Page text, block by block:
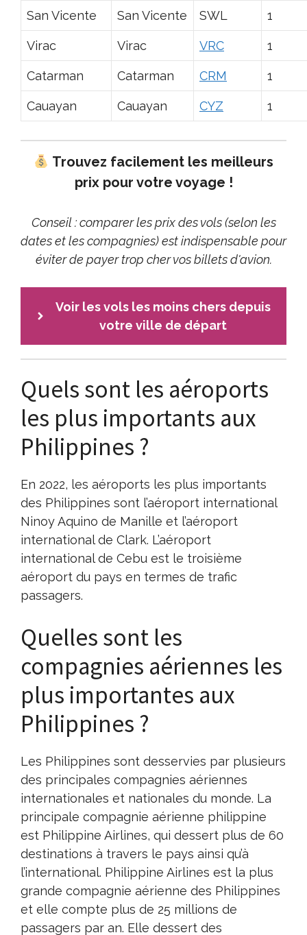
San Vicente San Vicente SWL 1
Virac Virac VRC 1
Catarman Catarman CRM 1
Cauayan Cauayan CYZ 1
Trouvez facilement les meilleurs
prix pour votre voyage !
Conseil : comparer les prix des vols (selon les
dates et les compagnies) est indispensable pour
éviter de payer trop cher vos billets d'avion.
Voir les vols les moins chers depuis
votre ville de départ
Quels sont les aéroports
les plus importants aux
Philippines ?
En 2022, les aéroports les plus importants
des Philippines sont l’aéroport international
Ninoy Aquino de Manille et l’aéroport
international de Clark. L’aéroport
international de Cebu est le troisième
aéroport du pays en termes de trafic
passagers.
Quelles sont les
compagnies aériennes les
plus importantes aux
Philippines ?
Les Philippines sont desservies par plusieurs
des principales compagnies aériennes
internationales et nationales du monde. La
principale compagnie aérienne philippine
est Philippine Airlines, qui dessert plus de 60
destinations à travers le pays ainsi qu’à
l’international. Philippine Airlines est la plus
grande compagnie aérienne des Philippines
et elle compte plus de 25 millions de
passagers par an. Elle dessert des